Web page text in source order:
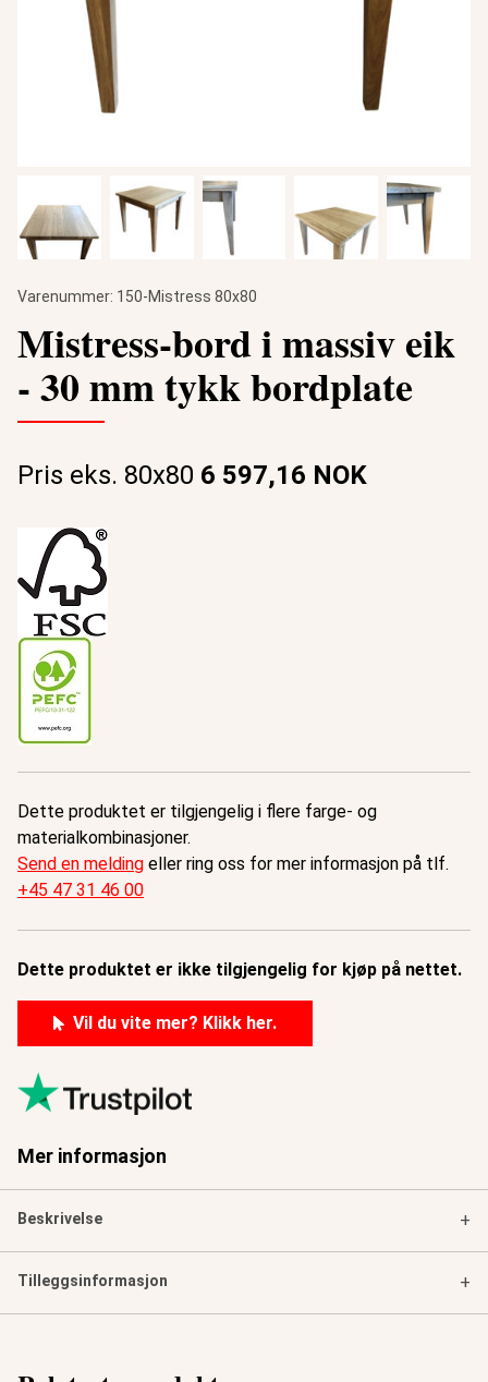
Varenummer: 150-Mistress 80x80
Mistress-bord i massiv eik
- 30 mm tykk bordplate
Pris eks. 80x80 6 597,16 NOK
Dette produktet er tilgjengelig i flere farge- og
materialkombinasjoner.
Send en melding eller ring oss for mer informasjon på tlf.
+45 47 31 46 00
Dette produktet er ikke tilgjengelig for kjøp på nettet.
Vil du vite mer? Klikk her.
Mer informasjon
Beskrivelse +
Tilleggsinformasjon +